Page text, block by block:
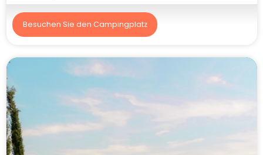
Besuchen Sie den Campingplatz